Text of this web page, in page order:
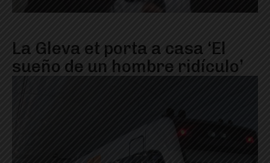
La Gleva et porta a casa ‘El
sueño de un hombre ridículo’